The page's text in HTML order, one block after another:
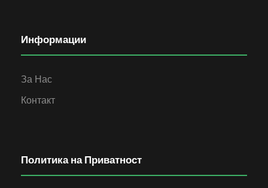
Информации
За Нас
Контакт
Политика на Приватност